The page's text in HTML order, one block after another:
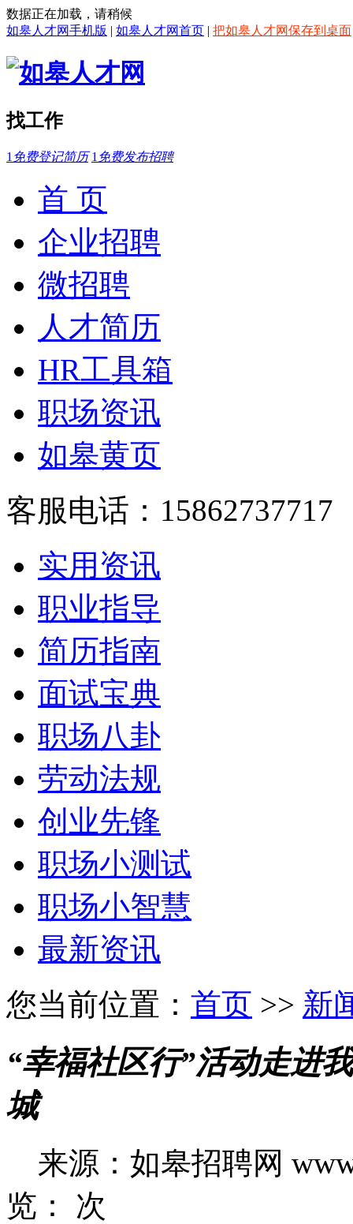
数据正在加载，请稍候
如皋人才网手机版 | 如皋人才网首页 | 把如皋人才网保存到桌面
找工作
1 免费登记简历 1 免费发布招聘
首 页
企业招聘
微招聘
人才简历
HR工具箱
职场资讯
如皋黄页
客服电话：15862737717
实用资讯
职业指导
简历指南
面试宝典
职场八卦
劳动法规
创业先锋
职场小测试
职场小智慧
最新资讯
您当前位置： 首页 >> 新
“幸福社区行”活动走进
城
来源：如皋招聘网
览：
次